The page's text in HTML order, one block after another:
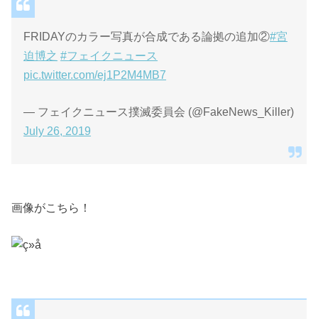
FRIDAYのカラー写真が合成である論拠の追加②#宮
迫博之 #フェイクニュース
pic.twitter.com/ej1P2M4MB7
— フェイクニュース撲滅委員会 (@FakeNews_Killer)
July 26, 2019
画像がこちら！